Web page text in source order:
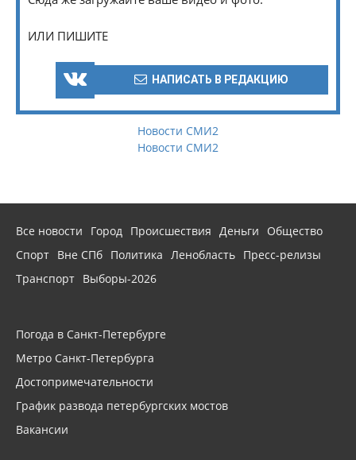
ИЛИ ПИШИТЕ
НАПИСАТЬ В РЕДАКЦИЮ
Новости СМИ2
Новости СМИ2
Все новости Город Происшествия Деньги
Общество
Спорт Вне СПб Политика Ленобласть Пресс-релизы
Транспорт Выборы-2026
Погода в Санкт-Петербурге
Метро Санкт-Петербурга
Достопримечательности
График развода петербургских мостов
Вакансии